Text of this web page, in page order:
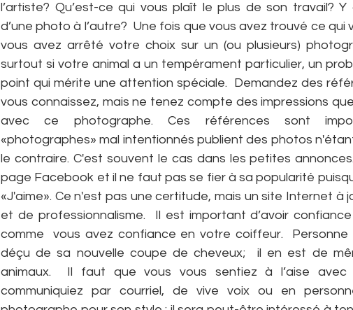
l’artiste? Qu’est-ce qui vous plaît le plus de son travail?
d’une photo à l’autre?  Une fois que vous avez trouvé ce
vous avez arrêté votre choix sur un (ou plusieurs)
surtout si votre animal a un tempérament particulier, un
point qui mérite une attention spéciale.  Demandez des
vous connaissez, mais ne tenez compte des impressions
avec ce photographe. Ces références sont
«photographes» mal intentionnés publient des photos
le contraire. C'est souvent le cas dans les petites
page Facebook et il ne faut pas se fier à sa popularité
«J'aime». Ce n'est pas une certitude, mais un site Internet à
et de professionnalisme.  Il est important d’avoir
comme  vous avez confiance en votre coiffeur.
déçu de sa nouvelle coupe de cheveux;  il en est de
animaux.  Il faut que vous vous sentiez à l’aise
communiquiez par courriel, de vive voix ou en